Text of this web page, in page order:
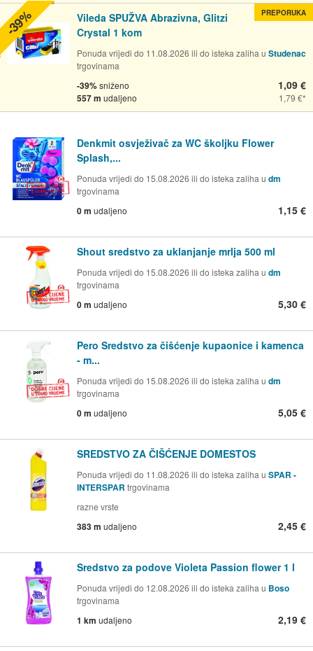
Vileda SPUŽVA Abrazivna, Glitzi
Crystal 1 kom
Ponuda vrijedi do 11.08.2026 ili do isteka zaliha u Studenac
trgovinama
-39%sniženo
557 m udaljeno
1,09 €
1,79 €
PREPORUKA
-39%
Denkmit osvježivač za WC školjku Flower
Splash,...
Ponuda vrijedi do 15.08.2026 ili do isteka zaliha u dm
trgovinama
0 m udaljeno 1,15 €
Shout sredstvo za uklanjanje mrlja 500 ml
Ponuda vrijedi do 15.08.2026 ili do isteka zaliha u dm
trgovinama
0 m udaljeno 5,30 €
Pero Sredstvo za čišćenje kupaonice i kamenca
- m...
Ponuda vrijedi do 15.08.2026 ili do isteka zaliha u dm
trgovinama
0 m udaljeno 5,05 €
SREDSTVO ZA ČIŠĆENJE DOMESTOS
Ponuda vrijedi do 11.08.2026 ili do isteka zaliha u SPAR -
INTERSPAR trgovinama
razne vrste
383 m udaljeno 2,45 €
Sredstvo za podove Violeta Passion flower 1 l
Ponuda vrijedi do 12.08.2026 ili do isteka zaliha u Boso
trgovinama
1 km udaljeno 2,19 €